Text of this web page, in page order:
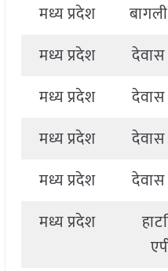
मध्य प्रदेश
मध्य प्रदेश
मध्य प्रदेश
मध्य प्रदेश
मध्य प्रदेश
मध्य प्रदेश